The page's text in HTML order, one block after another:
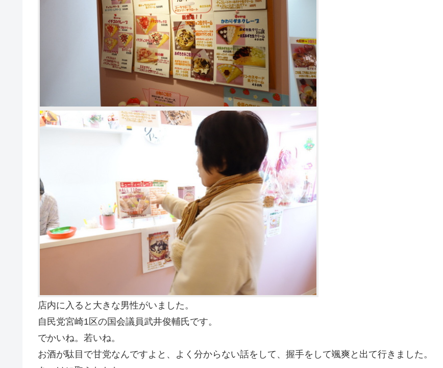
店内に入ると大きな男性がいました。
自民党宮崎1区の国会議員武井俊輔氏です。
でかいね。若いね。
お酒が駄目で甘党なんですよと、よく分からない話をして、握手をして颯爽と出て行きました。